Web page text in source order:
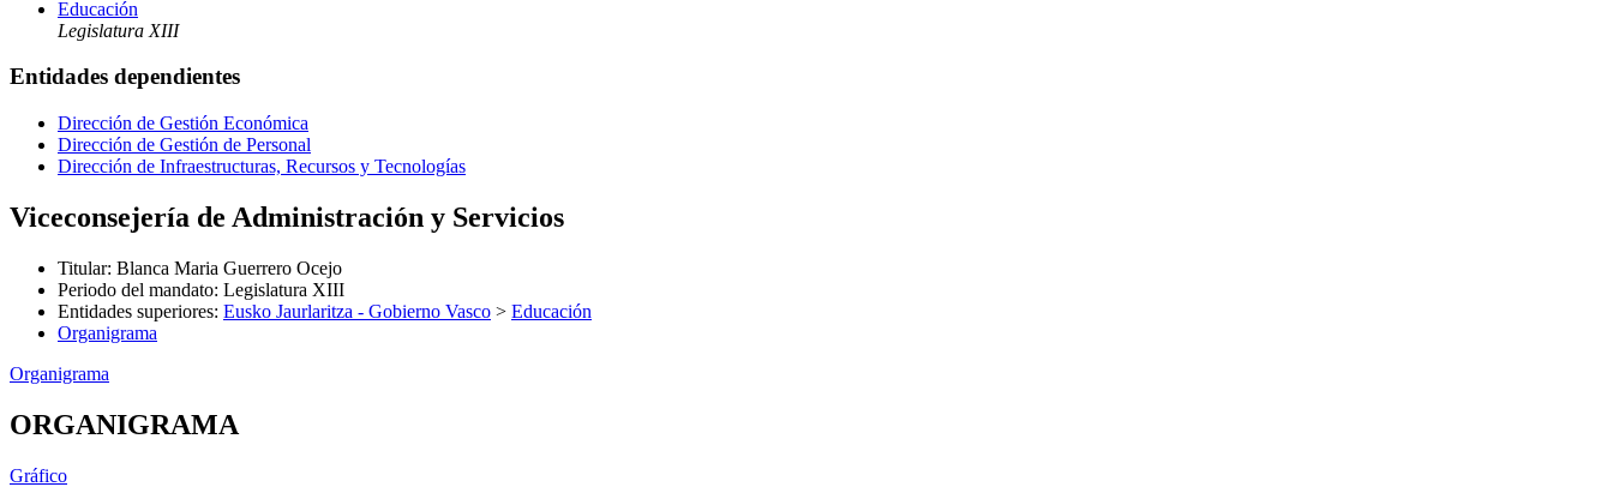
Educación
Legislatura XIII
Entidades dependientes
Dirección de Gestión Económica
Dirección de Gestión de Personal
Dirección de Infraestructuras, Recursos y Tecnologías
Viceconsejería de Administración y Servicios
Titular: Blanca Maria Guerrero Ocejo
Periodo del mandato: Legislatura XIII
Entidades superiores: Eusko Jaurlaritza - Gobierno Vasco > Educación
Organigrama
Organigrama
ORGANIGRAMA
Gráfico